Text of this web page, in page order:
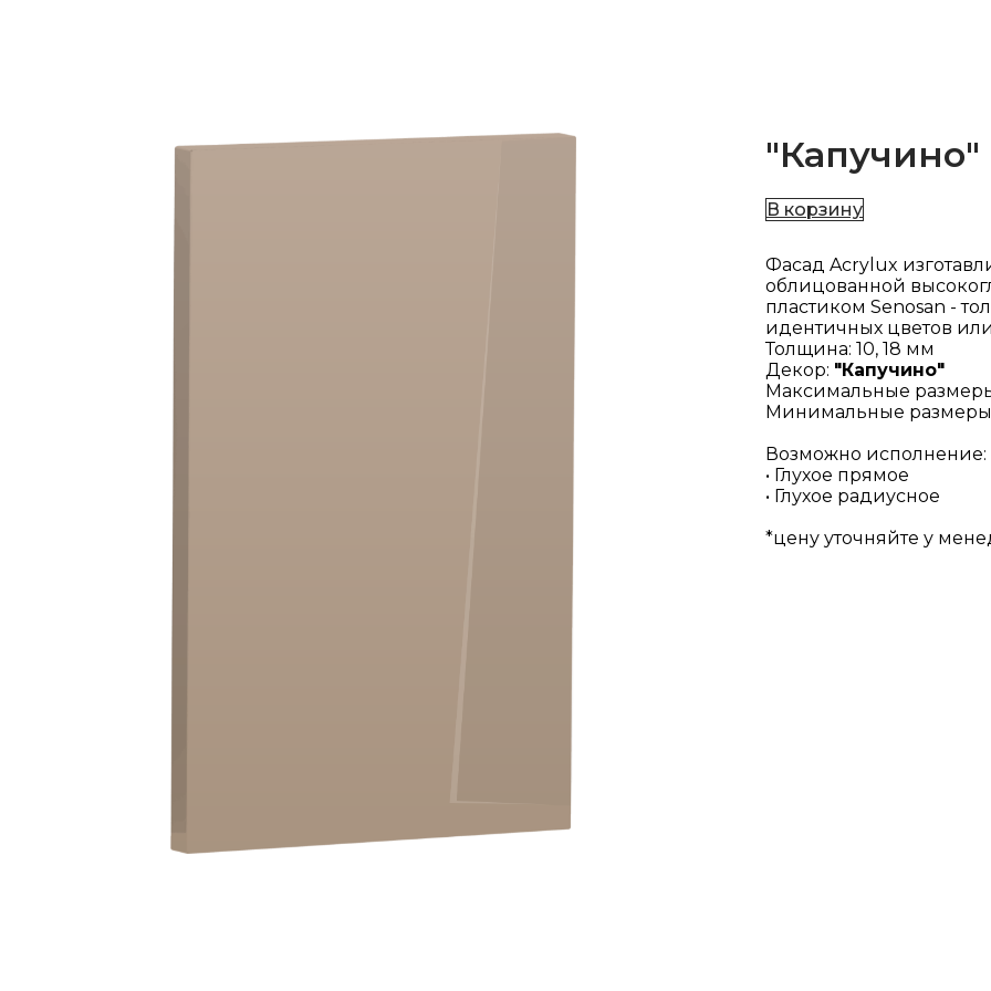
"Капучино"
В корзину
Фасад Acrylux
облицованной
пластиком Senosan -
идентичных цветов
Толщина: 10, 18 мм
Декор: "Капучино"
Максимальные
Минимальные
Возможно исполнение:
• Глухое прямое
• Глухое радиусное
*цену уточняйте у